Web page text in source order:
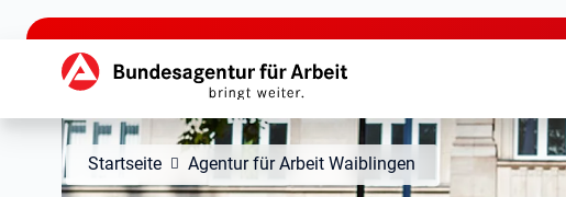
zu den Hauptinhalten springen
Hauptnavigation
Startseite Agentur für Arbeit Waiblingen